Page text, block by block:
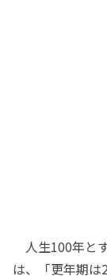
人生100年と
は、「更年期